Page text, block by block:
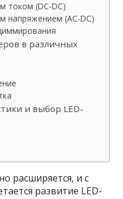
током (DC-DC)
напряжением (AC-DC)
в различных
и выбор LED-
расширяется, и с
развитие LED-